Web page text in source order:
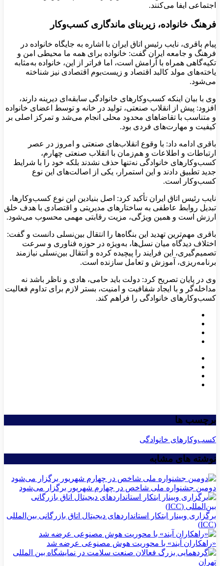
اجتماعی ایفا می‌کنند.
فرهنگ خانواده، زیربنای ماندگاری کسب‌وکار
پیام باقری، نایب رئیس اتاق ایران با اشاره به جایگاه خانواده در
فرهنگ و جامعه ایران گفت: خانواده برای همه ما محیطی امن و
تکیه‌گاهی همراه با آرامش است، اما فراتر از این، خانواده به‌مثابه
یاخته‌های مولد کالبد اقتصاد و زیست‌بوم اقتصادی نیز شناخته
می‌شود.
وی با بیان اینکه کسب‌وکارهای خانوادگی سابقه‌ای دیرینه دارند،
افزود: پیش از انقلاب صنعتی، تولید در خانه و توسط اعضای خانواده
و متناسب با تقاضاهای محدود محلی انجام می‌شد و تمرکز اصلی بر
کیفیت و مهارت‌های فردی بود.
باقری ادامه داد: با وقوع انقلاب‌های صنعتی و امروز در عصر
ارتباطات و اطلاعات و هم‌زمان با انقلاب صنعتی چهارم،
کسب‌وکارهای خانوادگی نه‌تنها حذف نشدند بلکه خود را با شرایط
جدید تطبیق دادند و این استمرار، یکی از اصالت‌های این نوع
کسب‌وکار است.
نایب رئیس اتاق ایران تأکید کرد: اصل بنیادین این نوع کسب‌وکارها،
تبدیل روابط عاطفی به ساختارهای مدیریتی و اقتصادی با هدف خلق
ارزش است و همین ویژگی، مزیت رقابتی مهمی محسوب می‌شود.
باقری مهم‌ترین تهدید این بنگاه‌ها را انتقال بین‌نسلی دانست و گفت:
اختلاف دیدگاه میان نسل‌ها، به‌ویژه در حوزه فناوری و سرعت
تصمیم‌گیری، این فرایند را پیچیده کرده و انتقال بین‌نسلی نیازمند
برنامه‌ریزی، آموزش و تعامل سازنده است.
وی در پایان تصریح کرد: دولت باید حامی، هادی و ناظر باشد نه
مداخله‌گر و با ایجاد شفافیت و امنیت، بستر لازم برای تداوم فعالیت
کسب‌وکارهای خانوادگی را فراهم کند.
برچسب ها
کسب‌وکارهای خانوادگی
نوشته های مشابه
دومین جشنواره ملی شاخص در چهارم شهریور برگزار می‌شود
برگزاری وبینار ابتکار استانداردهای دیجیتال اتاق بازرگانی بین‌المللی
(ICC)
«راهکاران آیند» با محوریت هوش مصنوعی عرضه شد